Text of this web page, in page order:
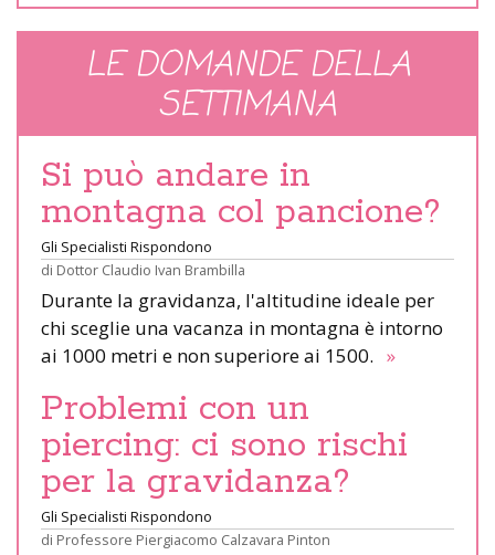
LE DOMANDE DELLA
SETTIMANA
Si può andare in
montagna col pancione?
Gli Specialisti Rispondono
di Dottor Claudio Ivan Brambilla
Durante la gravidanza, l'altitudine ideale per
chi sceglie una vacanza in montagna è intorno
ai 1000 metri e non superiore ai 1500. »
Problemi con un
piercing: ci sono rischi
per la gravidanza?
Gli Specialisti Rispondono
di Professore Piergiacomo Calzavara Pinton